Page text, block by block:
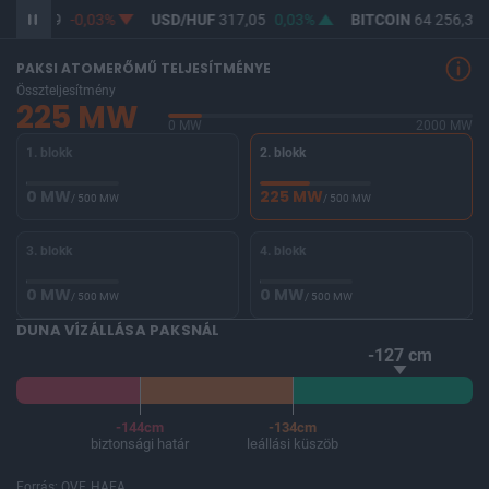
365,29 -0,03% USD/HUF317,05 0,03% BITCOIN64 256,33
PAKSI ATOMERŐMŰ TELJESÍTMÉNYE
Összteljesítmény
225 MW 0 MW
2000 MW
1. blokk
0 MW/ 500 MW
2. blokk
225 MW/ 500 MW
3. blokk
0 MW/ 500 MW
4. blokk
0 MW/ 500 MW
DUNA VÍZÁLLÁSA PAKSNÁL
-127 cm
-144cm
biztonsági határ
-134cm
leállási küszöb